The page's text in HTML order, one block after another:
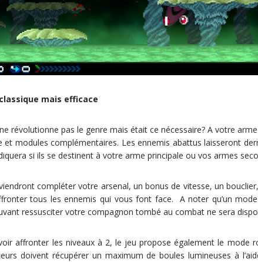
mais efficace
révolutionne pas le genre mais était ce nécessaire? A votre
et modules complémentaires. Les ennemis abattus laisseront
si ils se destinent à votre arme principale ou vos armes
compléter votre arsenal, un bonus de vitesse, un
tous les ennemis qui vous font face. A noter qu’un
ressusciter votre compagnon tombé au combat ne sera
affronter les niveaux à 2, le jeu propose également le mode
doivent récupérer un maximum de boules lumineuses à